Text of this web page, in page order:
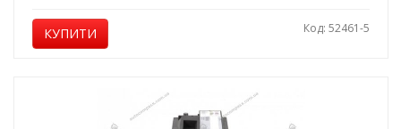
КУПИТИ Код: 52461-5